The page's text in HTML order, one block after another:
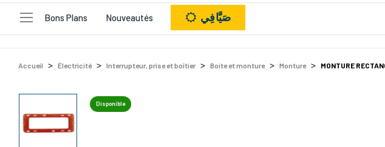
Bons Plans Nouveautés صَيَّافِي
Accueil Électricité Interrupteur, prise et boîtier Boite et monture Monture MONTURE
Disponible